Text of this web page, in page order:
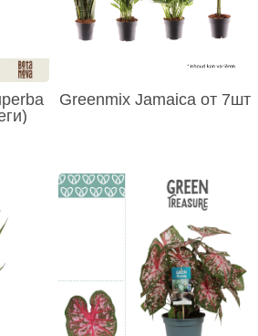
Greenmix Jamaica от 7шт